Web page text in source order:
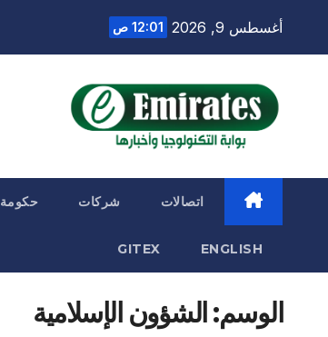
أغسطس 9, 2026 12:01 ص
اتصالات شركات حكومة
ENGLISH
GITEX
الوسم: الشؤون الإسلامية